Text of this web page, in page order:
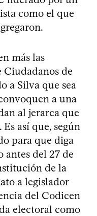
como el que
más las
Ciudadanos de
a Silva que sea
a una
al jerarca que
así que, según
para que diga
antes del 27 de
de la
a legislador
del Codicen
electoral como